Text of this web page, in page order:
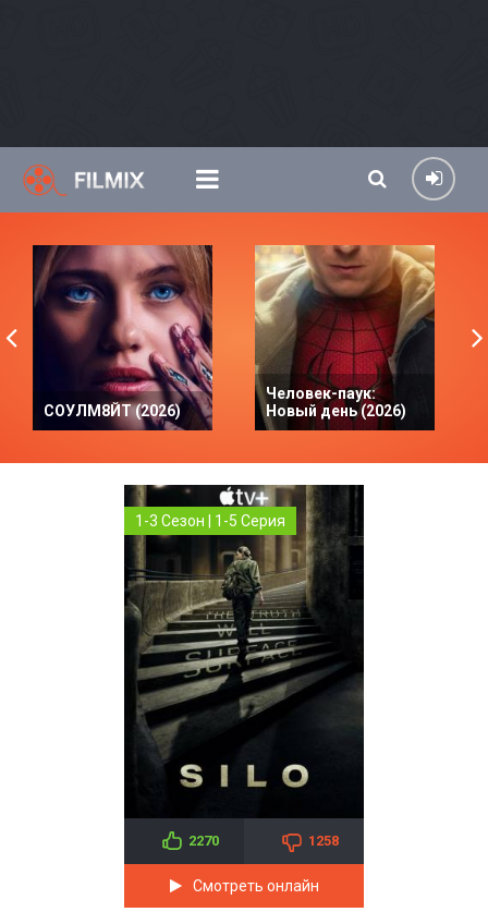
СОУЛМ8ЙТ (2026)
Человек-паук:
Новый день (2026)
1-3 Сезон | 1-5 Серия
2270 1258
Смотреть онлайн